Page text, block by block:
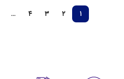
۱ ۲ ۳ ۴ …